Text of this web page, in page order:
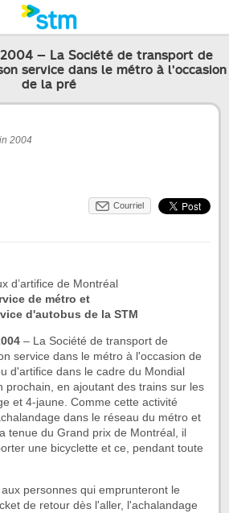
2004 – La Société de transport de
service dans le métro à l'occasion
de la pré
2004
Courriel
d’artifice de Montréal
de métro et
d'autobus de la STM
– La Société de transport de
service dans le métro à l'occasion de
d'artifice dans le cadre du Mondial
prochain, en ajoutant des trains sur les
et 4-jaune. Comme cette activité
dans le réseau du métro et
tenue du Grand prix de Montréal, il
une bicyclette et ce, pendant toute
personnes qui emprunteront le
de retour dès l'aller, l'achalandage